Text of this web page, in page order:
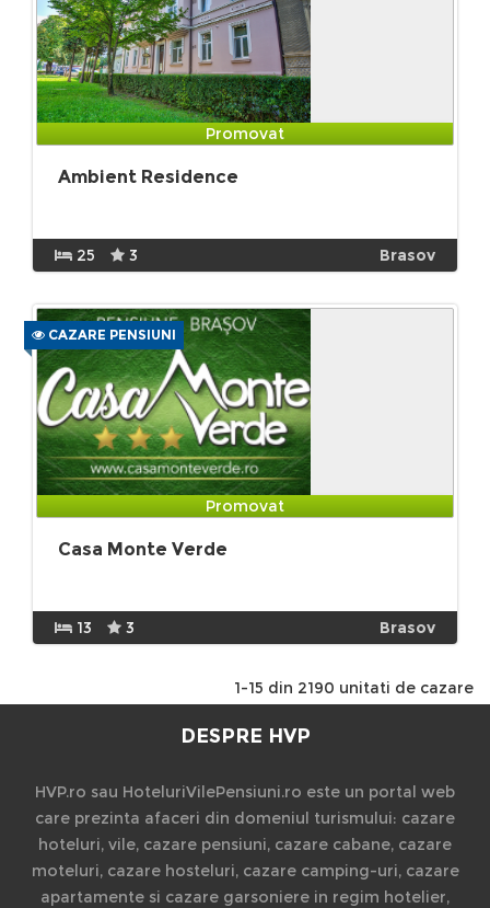
Promovat
Ambient Residence
25 3 Brasov
CAZARE PENSIUNI
Promovat
Casa Monte Verde
13 3 Brasov
1-15 din 2190 unitati de cazare
DESPRE HVP
HVP.ro sau HoteluriVilePensiuni.ro este un portal web
care prezinta afaceri din domeniul turismului: cazare
hoteluri, vile, cazare pensiuni, cazare cabane, cazare
moteluri, cazare hosteluri, cazare camping-uri, cazare
apartamente si cazare garsoniere in regim hotelier,